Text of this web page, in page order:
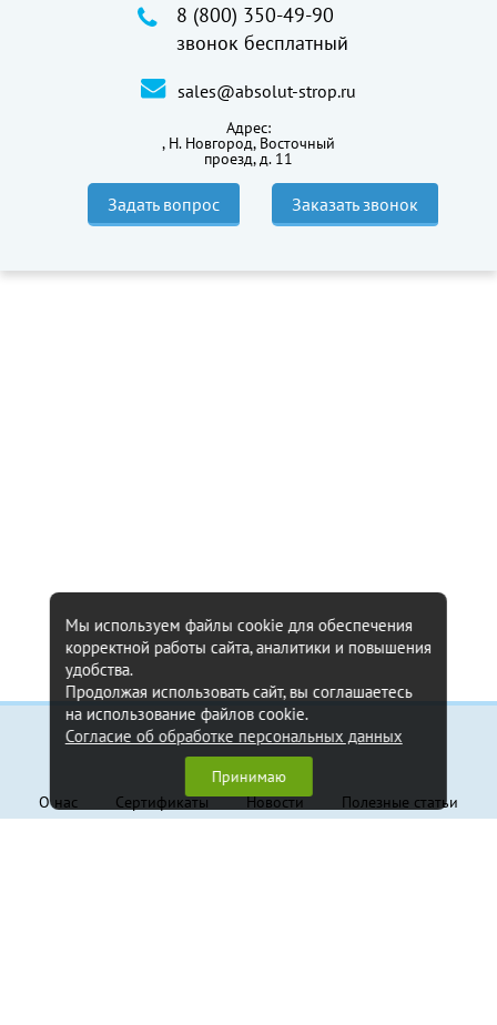
8 (800) 350-49-90
звонок бесплатный
sales@absolut-strop.ru
Адрес:
, Н. Новгород, Восточный
проезд, д. 11
Задать вопрос Заказать звонок
Информация
О нас Сертификаты Новости
Полезные статьи
Мы используем файлы cookie для обеспечения
корректной работы сайта, аналитики и повышения
удобства.
Продолжая использовать сайт, вы соглашаетесь
на использование файлов cookie.
Согласие об обработке персональных данных
Принимаю